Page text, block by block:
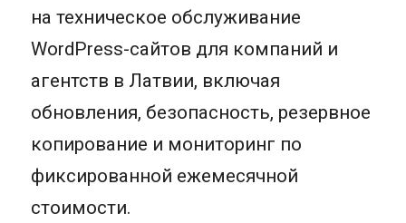
на техническое обслуживание
WordPress-сайтов для компаний и
агентств в Латвии, включая
обновления, безопасность, резервное
копирование и мониторинг по
фиксированной ежемесячной
стоимости.